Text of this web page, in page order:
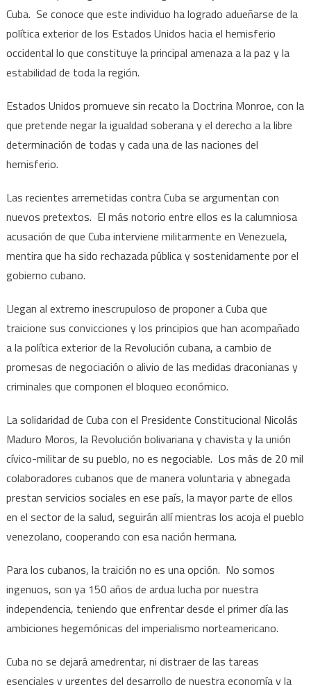
Cuba. Se conoce que este individuo ha logrado adueñarse de la
política exterior de los Estados Unidos hacia el hemisferio
occidental lo que constituye la principal amenaza a la paz y la
estabilidad de toda la región.
Estados Unidos promueve sin recato la Doctrina Monroe, con la
que pretende negar la igualdad soberana y el derecho a la libre
determinación de todas y cada una de las naciones del
hemisferio.
Las recientes arremetidas contra Cuba se argumentan con
nuevos pretextos. El más notorio entre ellos es la calumniosa
acusación de que Cuba interviene militarmente en Venezuela,
mentira que ha sido rechazada pública y sostenidamente por el
gobierno cubano.
Llegan al extremo inescrupuloso de proponer a Cuba que
traicione sus convicciones y los principios que han acompañado
a la política exterior de la Revolución cubana, a cambio de
promesas de negociación o alivio de las medidas draconianas y
criminales que componen el bloqueo económico.
La solidaridad de Cuba con el Presidente Constitucional Nicolás
Maduro Moros, la Revolución bolivariana y chavista y la unión
cívico-militar de su pueblo, no es negociable. Los más de 20 mil
colaboradores cubanos que de manera voluntaria y abnegada
prestan servicios sociales en ese país, la mayor parte de ellos
en el sector de la salud, seguirán allí mientras los acoja el pueblo
venezolano, cooperando con esa nación hermana.
Para los cubanos, la traición no es una opción. No somos
ingenuos, son ya 150 años de ardua lucha por nuestra
independencia, teniendo que enfrentar desde el primer día las
ambiciones hegemónicas del imperialismo norteamericano.
Cuba no se dejará amedrentar, ni distraer de las tareas
esenciales y urgentes del desarrollo de nuestra economía y la